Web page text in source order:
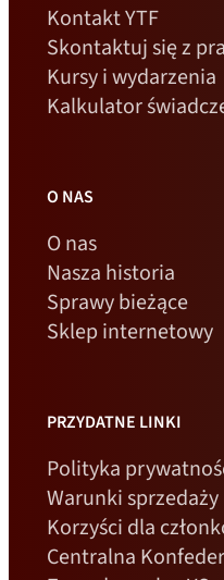
Kontakt YTF
Skontaktuj się z
Kursy i wydarzenia
Kalkulator
O NAS
O nas
Nasza historia
Sprawy bieżące
Sklep internetowy
PRZYDATNE LINKI
Polityka
Warunki sprzedaży
Korzyści dla
Centralna